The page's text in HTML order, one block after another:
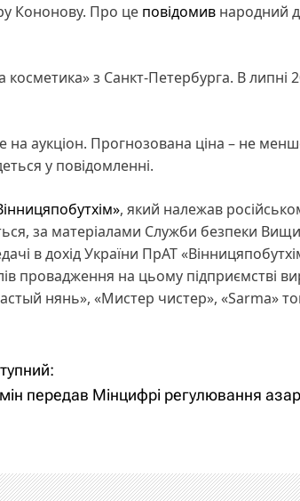
Кононову. Про це повідомив народний
з Санкт-Петербурга. В липні
на аукціон. Прогнозована ціна – не
у повідомленні.
, який належав
за матеріалами Служби безпеки
в дохід України ПрАТ
провадження на цьому підприємстві
нянь», «Мистер чистер», «Sarma»
передав Мінцифрі регулювання